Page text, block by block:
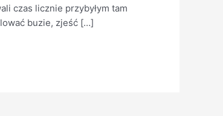
czas licznie przybyłym tam
buzie, zjeść […]